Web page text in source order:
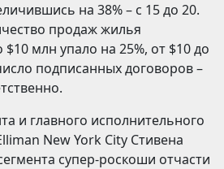
на 38% – с 15 до 20.
продаж жилья
млн упало на 25%, от $10 до
подписанных договоров –
и главного исполнительного
New York City Стивена
супер-роскоши отчасти